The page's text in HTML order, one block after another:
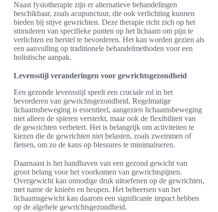
Naast fysiotherapie zijn er alternatieve behandelingen
beschikbaar, zoals acupunctuur, die ook verlichting kunnen
bieden bij stijve gewrichten. Deze therapie richt zich op het
stimuleren van specifieke punten op het lichaam om pijn te
verlichten en herstel te bevorderen. Het kan worden gezien als
een aanvulling op traditionele behandelmethoden voor een
holistische aanpak.
Levensstijl veranderingen voor gewrichtsgezondheid
Een gezonde levensstijl speelt een cruciale rol in het
bevorderen van gewrichtsgezondheid. Regelmatige
lichaamsbeweging is essentieel, aangezien lichaamsbeweging
niet alleen de spieren versterkt, maar ook de flexibiliteit van
de gewrichten verbetert. Het is belangrijk om activiteiten te
kiezen die de gewrichten niet belasten, zoals zwemmen of
fietsen, om zo de kans op blessures te minimaliseren.
Daarnaast is het handhaven van een gezond gewicht van
groot belang voor het voorkomen van gewrichtspijnen.
Overgewicht kan onnodige druk uitoefenen op de gewrichten,
met name de knieën en heupen. Het beheersen van het
lichaamsgewicht kan daarom een significante impact hebben
op de algehele gewrichtsgezondheid.